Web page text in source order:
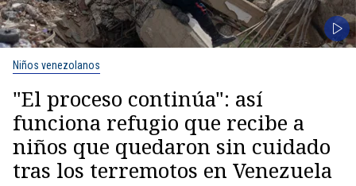
Niños venezolanos
"El proceso continúa": así
funciona refugio que recibe a
niños que quedaron sin cuidado
tras los terremotos en Venezuela